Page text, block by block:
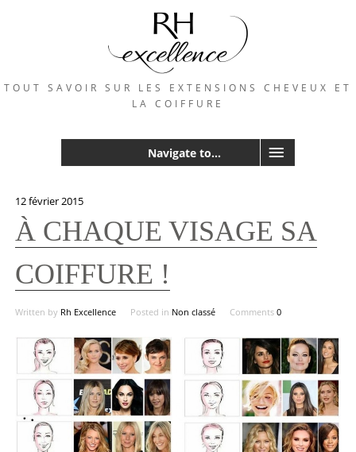
TOUT SAVOIR SUR LES EXTENSIONS CHEVEUX ET
LA COIFFURE
Navigate to...
12 février 2015
À CHAQUE VISAGE SA
COIFFURE !
Written by Rh Excellence Posted in Non classé Comments 0